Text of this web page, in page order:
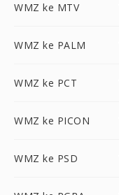
WMZ ke MTV
WMZ ke PALM
WMZ ke PCT
WMZ ke PICON
WMZ ke PSD